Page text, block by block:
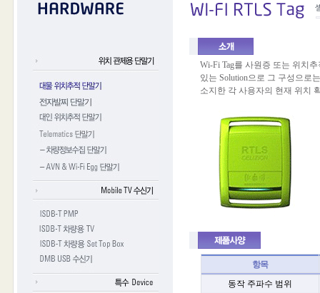
Wi-Fi Tag를 사원증 또는 위치
있는 Solution으로 그 구성으로
소지한 각 사용자의 현재 위치
항목
동작 주파수 범위